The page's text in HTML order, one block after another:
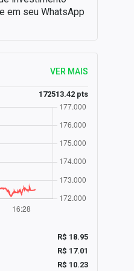
em seu WhatsApp
VER MAIS
172513.42 pts
R$ 18.95
R$ 17.01
R$ 10.23